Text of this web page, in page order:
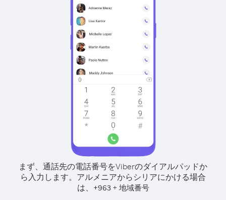
まず、通話先の電話番号をViberのダイアルパッドか
ら入力します。 アルメニアからシリアにかける場合
は、
+963+ 地域番号